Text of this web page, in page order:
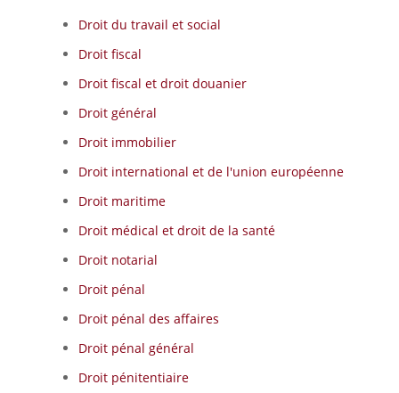
Droit du travail et social
Droit fiscal
Droit fiscal et droit douanier
Droit général
Droit immobilier
Droit international et de l'union européenne
Droit maritime
Droit médical et droit de la santé
Droit notarial
Droit pénal
Droit pénal des affaires
Droit pénal général
Droit pénitentiaire